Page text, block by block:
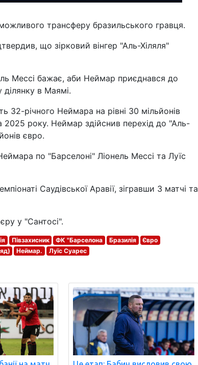
трансферу бразильського гравця.
що зірковий вінгер "Аль-Хіляля"
Мессі бажає, аби Неймар приєднався до
в Маямі.
32-річного Неймара на рівні 30 мільйонів
2025 року. Неймар здійснив перехід до "Аль-
євро.
по "Барселоні" Ліонель Мессі та Луїс
Саудівської Аравії, зігравши 3 матчі та
у "Сантосі".
Півзахисник ФК "Барселона Бразилія
Євро
Неймар. Луїс Суарес